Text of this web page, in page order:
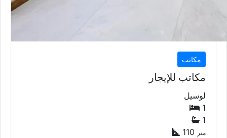
مكاتب
مكاتب للإيجار
لوسيل
1
1
110 متر